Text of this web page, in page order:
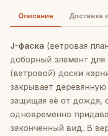
Описание Доставка
J-фаска (ветровая
доборный элемент для
(ветровой) доски
закрывает
защищая её от дождя,
одновременно
законченный вид. В